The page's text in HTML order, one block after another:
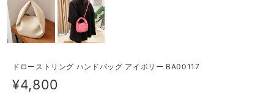
ドローストリング ハンドバッグ アイボリー BA00117
¥4,800